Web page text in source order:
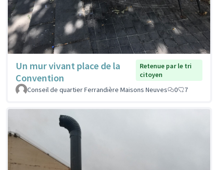
Un mur vivant place de la
Convention
Retenue par le tri
citoyen
Conseil de quartier Ferrandière Maisons Neuves
0 7